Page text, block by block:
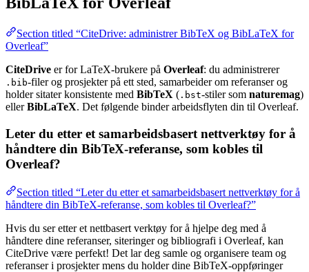
Section titled “CiteDrive: administrer BibTeX og BibLaTeX for
Overleaf”
CiteDrive er for LaTeX-brukere på Overleaf: du administrerer
.bib-filer og prosjekter på ett sted, samarbeider om referanser og
holder sitater konsistente med BibTeX ( .bst-stiler som naturemag)
ellerBibLaTeX. Det følgende binder arbeidsflyten din til Overleaf.
Leter du etter et samarbeidsbasert nettverktøy for å
håndtere din BibTeX-referanse, som kobles til
Overleaf?
Section titled “Leter du etter et samarbeidsbasert nettverktøy for å
håndtere din BibTeX-referanse, som kobles til Overleaf?”
Hvis du ser etter et nettbasert verktøy for å hjelpe deg med å
håndtere dine referanser, siteringer og bibliografi i Overleaf, kan
CiteDrive være perfekt! Det lar deg samle og organisere team og
referanser i prosjekter mens du holder dine BibTeX-oppføringer